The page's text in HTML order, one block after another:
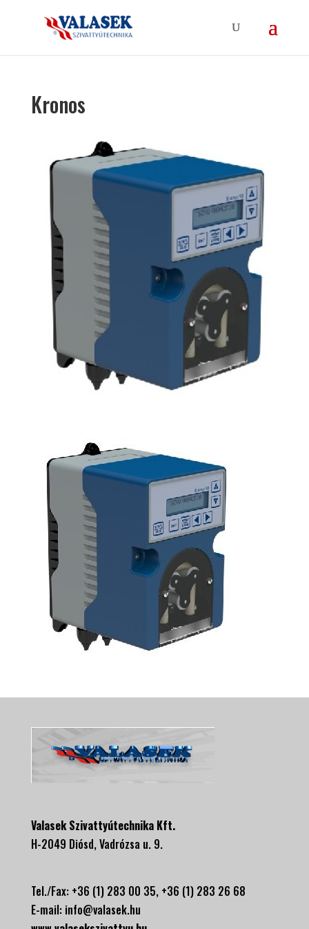
Kronos
Valasek Szivattyútechnika Kft.
H-2049 Diósd, Vadrózsa u. 9.
Tel./Fax: +36 (1) 283 00 35, +36 (1) 283 26 68
E-mail: info@valasek.hu